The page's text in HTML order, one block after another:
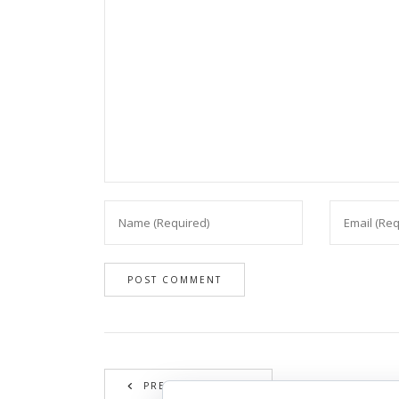
PREVIOUS RECIPE